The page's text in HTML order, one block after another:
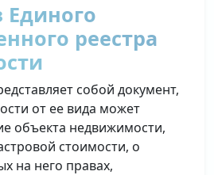
Единого
реестра
собой документ,
от ее вида может
объекта недвижимости,
стоимости, о
на него правах,